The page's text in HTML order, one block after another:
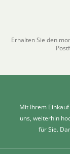
Erhalten Sie den
Mit Ihrem
uns, weiterhin
für Sie.